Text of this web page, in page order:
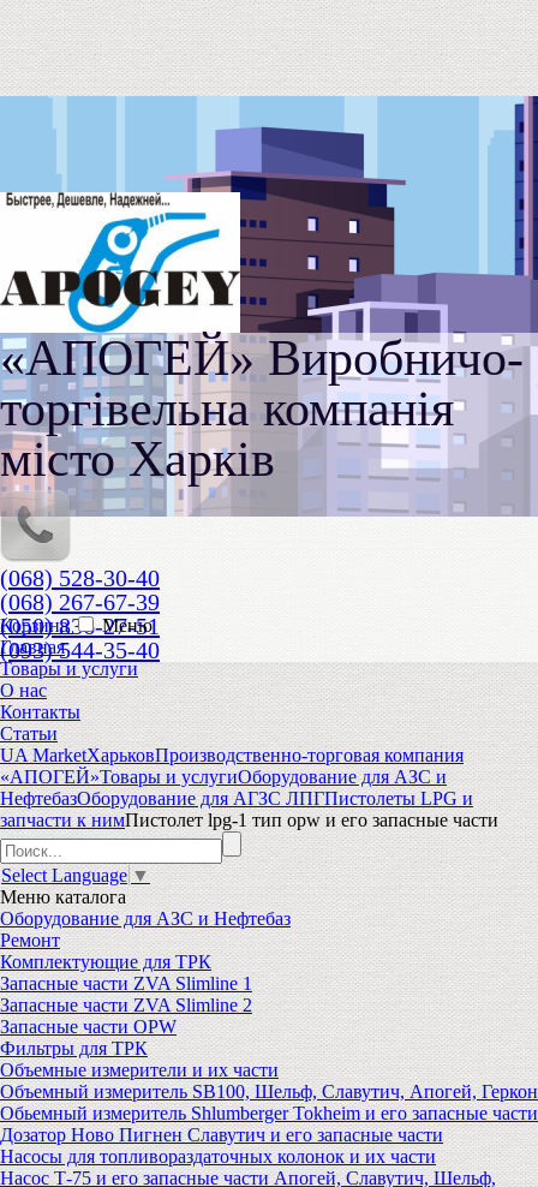
«АПОГЕЙ» Виробничо-
торгівельна компанія
місто Харків
(068) 528-30-40
(068) 267-67-39
(050) 836-27-51
(093) 544-35-40
Корзина
Меню
Главная
Товары и услуги
О нас
Контакты
Статьи
UA MarketХарьковПроизводственно-торговая компания
«АПОГЕЙ»Товары и услугиОборудование для АЗС и
НефтебазОборудование для АГЗС ЛПГПистолеты LPG и
запчасти к нимПистолет lpg-1 тип opw и его запасные части
Select Language ▼
Менюкаталога
Оборудование для АЗС и Нефтебаз
Ремонт
Комплектующие для ТРК
Запасные части ZVA Slimline 1
Запасные части ZVA Slimline 2
Запасные части OPW
Фильтры для ТРК
Объемные измерители и их части
Объемный измеритель SB100, Шельф, Славутич, Апогей, Геркон
Обьемный измеритель Shlumberger Tokheim и его запасные части
Дозатор Ново Пигнен Славутич и его запасные части
Насосы для топливораздаточных колонок и их части
Насос Т-75 и его запасные части Апогей, Славутич, Шельф,